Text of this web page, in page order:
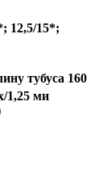
12,5/15*;
тубуса 160
1,25 ми